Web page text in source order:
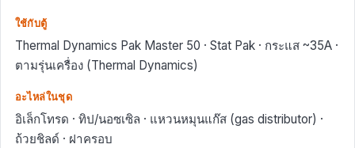
ใช้กับตู้
Thermal Dynamics Pak Master 50 · Stat Pak · กระแส ~35A ·
ตามรุ่นเครื่อง (Thermal Dynamics)
อะไหล่ในชุด
อิเล็กโทรด · ทิป/นอซเซิล · แหวนหมุนแก๊ส (gas distributor) ·
ถ้วยชิลด์ · ฝาครอบ